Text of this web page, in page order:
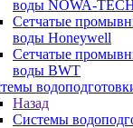
воды NOWA-
Сетчатые
воды Honeywell
Сетчатые
воды BWT
Назад
Системы